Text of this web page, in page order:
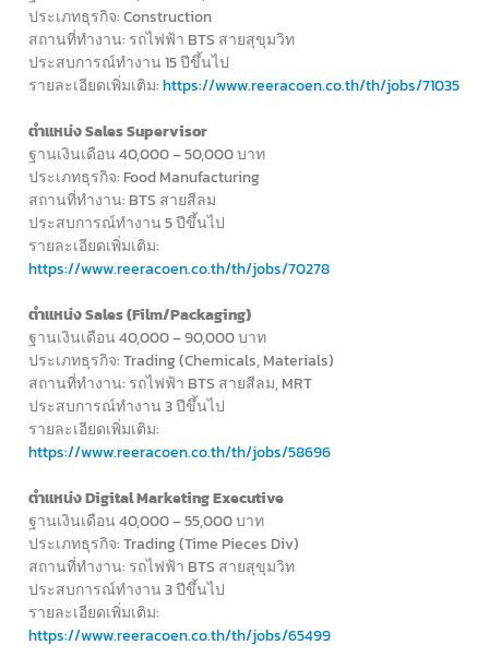
ประเภทธุรกิจ: Construction
สถานที่ทำงาน: รถไฟฟ้า BTS สายสุขุมวิท
ประสบการณ์ทำงาน 15 ปีขึ้นไป
รายละเอียดเพิ่มเติม:https://www.reeracoen.co.th/th/jobs/71035
ตำแหน่ง Sales Supervisor
ฐานเงินเดือน 40,000 – 50,000 บาท
ประเภทธุรกิจ: Food Manufacturing
สถานที่ทำงาน: BTS สายสีลม
ประสบการณ์ทำงาน 5 ปีขึ้นไป
รายละเอียดเพิ่มเติม:
https://www.reeracoen.co.th/th/jobs/70278
ตำแหน่ง Sales (Film/Packaging)
ฐานเงินเดือน 40,000 – 90,000 บาท
ประเภทธุรกิจ: Trading (Chemicals, Materials)
สถานที่ทำงาน: รถไฟฟ้า BTS สายสีลม, MRT
ประสบการณ์ทำงาน 3 ปีขึ้นไป
รายละเอียดเพิ่มเติม:
https://www.reeracoen.co.th/th/jobs/58696
ตำแหน่ง Digital Marketing Executive
ฐานเงินเดือน 40,000 – 55,000 บาท
ประเภทธุรกิจ: Trading (Time Pieces Div)
สถานที่ทำงาน: รถไฟฟ้า BTS สายสุขุมวิท
ประสบการณ์ทำงาน 3 ปีขึ้นไป
รายละเอียดเพิ่มเติม:
https://www.reeracoen.co.th/th/jobs/65499